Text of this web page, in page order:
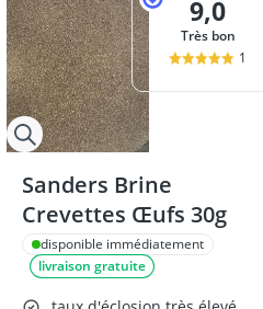
9,0
Très bon
1
Sanders Brine
Crevettes Œufs 30g
disponible immédiatement
livraison gratuite